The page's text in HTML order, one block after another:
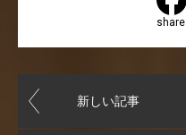
share
新しい記事